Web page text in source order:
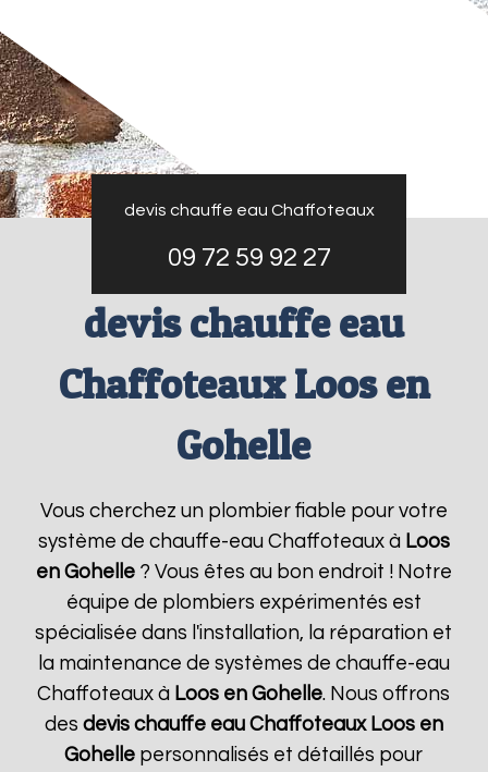
devis chauffe eau Chaffoteaux
09 72 59 92 27
devis chauffe eau
Chaffoteaux Loos en
Gohelle
Vous cherchez un plombier fiable pour votre
système de chauffe-eau Chaffoteaux à Loos
en Gohelle? Vous êtes au bon endroit ! Notre
équipe de plombiers expérimentés est
spécialisée dans l'installation, la réparation et
la maintenance de systèmes de chauffe-eau
Chaffoteaux à Loos en Gohelle. Nous offrons
des devis chauffe eau Chaffoteaux Loos en
Gohelle personnalisés et détaillés pour